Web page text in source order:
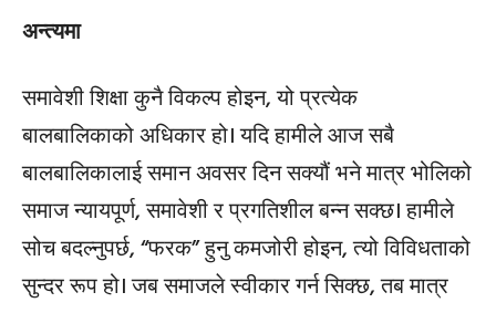
अन्त्यमा
समावेशी शिक्षा कुनै विकल्प होइन, यो प्रत्येक
बालबालिकाको अधिकार हो। यदि हामीले आज सबै
बालबालिकालाई समान अवसर दिन सक्यौं भने मात्र भोलिको
समाज न्यायपूर्ण, समावेशी र प्रगतिशील बन्न सक्छ। हामीले
सोच बदल्नुपर्छ, “फरक” हुनु कमजोरी होइन, त्यो विविधताको
सुन्दर रूप हो। जब समाजले स्वीकार गर्न सिक्छ, तब मात्र